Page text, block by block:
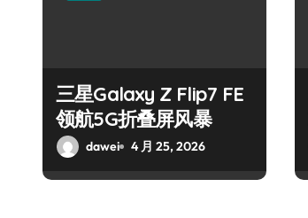
三星Galaxy Z Flip7 FE
领航5G折叠屏风暴
dawei 4 月 25, 2026